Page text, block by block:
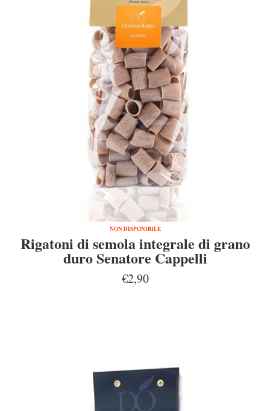
NON DISPONIBILE
Rigatoni di semola integrale di grano
duro Senatore Cappelli
€2,90